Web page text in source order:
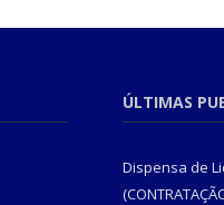
ÚLTIMAS
Dispensa de